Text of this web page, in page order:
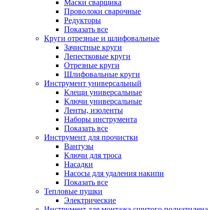
Маски сварщика
Проволоки сварочные
Редукторы
Показать все
Круги отрезные и шлифовальные
Зачистные круги
Лепестковые круги
Отрезные круги
Шлифовальные круги
Инструмент универсальный
Клещи универсальные
Ключи универсальные
Ленты, изоленты
Наборы инструмента
Показать все
Инструмент для прочистки
Вантузы
Ключи для троса
Насадки
Насосы для удаления накипи
Показать все
Тепловые пушки
Электрические